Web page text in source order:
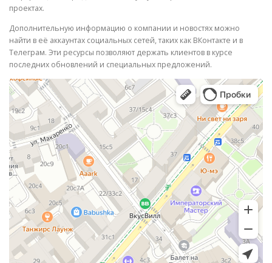
проектах.
Дополнительную информацию о компании и новостях можно
найти в её аккаунтах социальных сетей, таких как ВКонтакте и в
Телеграм. Эти ресурсы позволяют держать клиентов в курсе
последних обновлений и специальных предложений.